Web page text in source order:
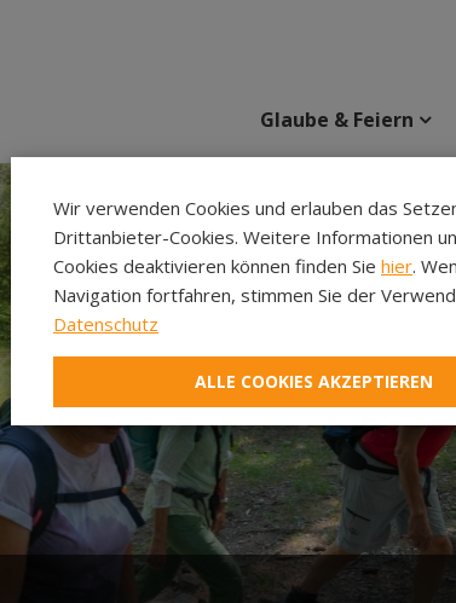
Glaube & Feiern
Wir verwenden Cookies und erlauben das
Drittanbieter-Cookies. Weitere Informationen
Cookies deaktivieren können finden Sie hier.
Navigation fortfahren, stimmen Sie der
Datenschutz
ALLE COOKIES AKZEPTIEREN